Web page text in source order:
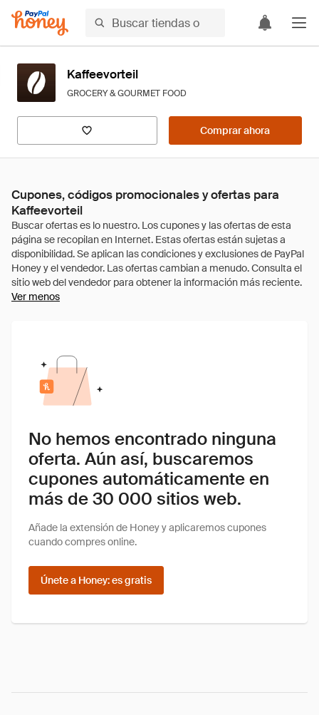
Kaffeevorteil
GROCERY & GOURMET FOOD
Comprar ahora
Cupones, códigos promocionales y ofertas para
Kaffeevorteil
Ver menos
No hemos encontrado ninguna
oferta. Aún así, buscaremos
cupones automáticamente en
más de 30 000 sitios web.
Añade la extensión de Honey y aplicaremos cupones
cuando compres online.
Únete a Honey: es gratis